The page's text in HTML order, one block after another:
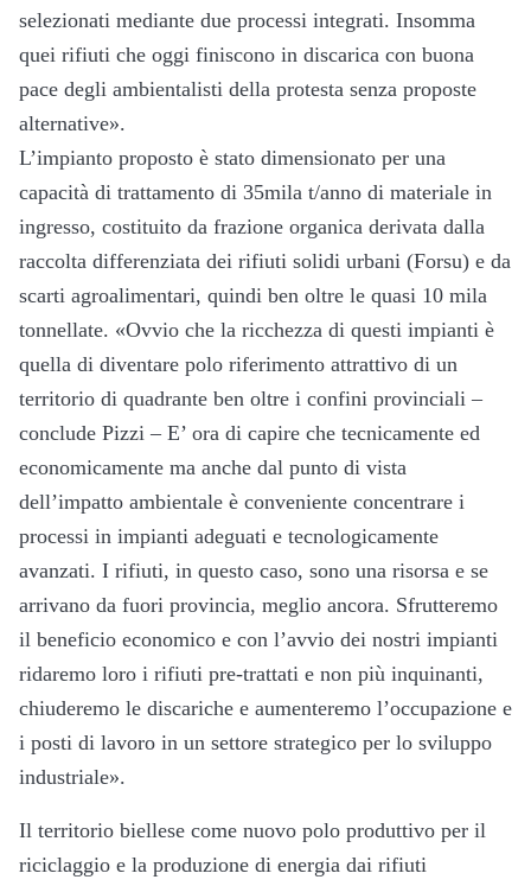
selezionati mediante due processi integrati. Insomma
quei rifiuti che oggi finiscono in discarica con buona
pace degli ambientalisti della protesta senza proposte
alternative».
L’impianto proposto è stato dimensionato per una
capacità di trattamento di 35mila t/anno di materiale in
ingresso, costituito da frazione organica derivata dalla
raccolta differenziata dei rifiuti solidi urbani (Forsu) e da
scarti agroalimentari, quindi ben oltre le quasi 10 mila
tonnellate. «Ovvio che la ricchezza di questi impianti è
quella di diventare polo riferimento attrattivo di un
territorio di quadrante ben oltre i confini provinciali –
conclude Pizzi – E’ ora di capire che tecnicamente ed
economicamente ma anche dal punto di vista
dell’impatto ambientale è conveniente concentrare i
processi in impianti adeguati e tecnologicamente
avanzati. I rifiuti, in questo caso, sono una risorsa e se
arrivano da fuori provincia, meglio ancora. Sfrutteremo
il beneficio economico e con l’avvio dei nostri impianti
ridaremo loro i rifiuti pre-trattati e non più inquinanti,
chiuderemo le discariche e aumenteremo l’occupazione e
i posti di lavoro in un settore strategico per lo sviluppo
industriale».
Il territorio biellese come nuovo polo produttivo per il
riciclaggio e la produzione di energia dai rifiuti